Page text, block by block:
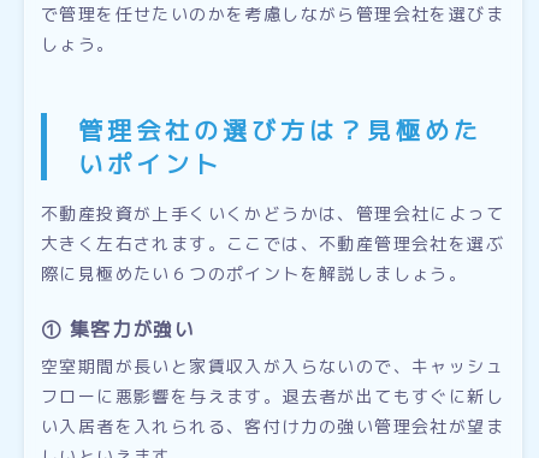
で管理を任せたいのかを考慮しながら管理会社を選びま
しょう。
管理会社の選び方は？見極めた
いポイント
不動産投資が上手くいくかどうかは、管理会社によって
大きく左右されます。ここでは、不動産管理会社を選ぶ
際に見極めたい６つのポイントを解説しましょう。
① 集客力が強い
空室期間が長いと家賃収入が入らないので、キャッシュ
フローに悪影響を与えます。退去者が出てもすぐに新し
い入居者を入れられる、客付け力の強い管理会社が望ま